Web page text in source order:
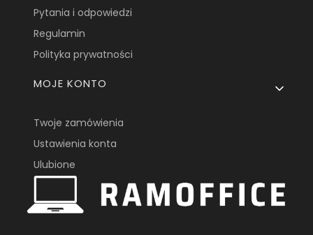
Pytania i odpowiedzi
Regulamin
Polityka prywatności
MOJE KONTO
Twoje zamówienia
Ustawienia konta
Ulubione